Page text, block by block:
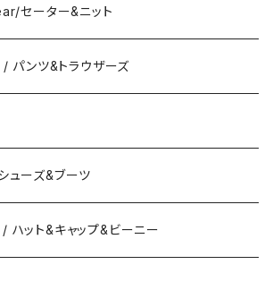
き長袖シャツ
き半袖シャツ
袖Tシャツ
Tシャツ
ルーネックスウェット
ートルネックスウェット
ウェット
セーター&ニット
ンツ&トラウザーズ
ーズ&ブーツ
ット&キャップ&ビーニー